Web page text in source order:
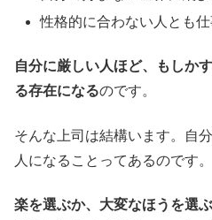
性格的に合わない人とも
自分に厳しい人ほど、もしか
る存在になるのです。
そんな上司は結構います。自
人になることってあるのです。
楽を選ぶか、大変なほうを選